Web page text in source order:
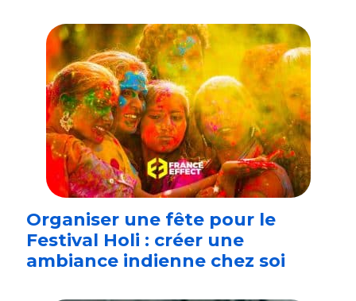
Organiser une fête pour le
Festival Holi : créer une
ambiance indienne chez soi